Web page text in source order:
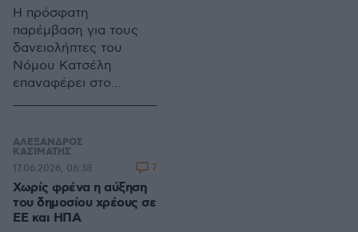
Η πρόσφατη
παρέμβαση για τους
δανειολήπτες του
Νόμου Κατσέλη
επαναφέρει στο
ιδιωτικού χρέους, το
οποίο παραμένει
υψηλό και απαιτεί μια
συνεκτική,
μακροπρόθεσμη
στρατηγική διαχείρισης
ΑΛΕΞΑΝΔΡΟΣ
ΚΑΣΙΜΑΤΗΣ
Χωρίς φρένα η αύξηση
του δημοσίου χρέους σε
ΕΕ και ΗΠΑ
17.06.2026, 06:38 7